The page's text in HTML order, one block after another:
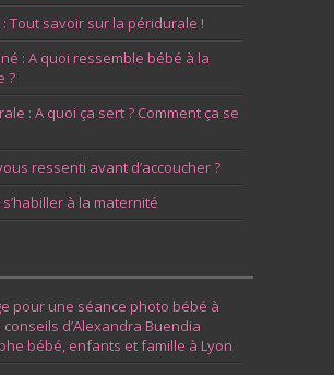
Tout savoir sur la péridurale !
: A quoi ressemble bébé à la
?
: A quoi ça sert ? Comment ça se
ressenti avant d’accoucher ?
à la maternité
pour une séance photo bébé à
conseils d’Alexandra Buendia
bébé, enfants et famille à Lyon